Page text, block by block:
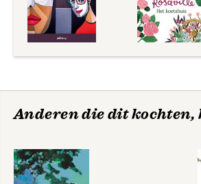
Anderen die dit kochten,